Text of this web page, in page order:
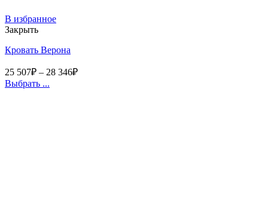
В избранное
Закрыть
Кровать Верона
25 507₽ – 28 346₽
Выбрать ...